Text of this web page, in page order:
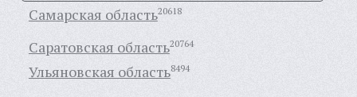
Самарская область20618
Саратовская область20764
Ульяновская область8494